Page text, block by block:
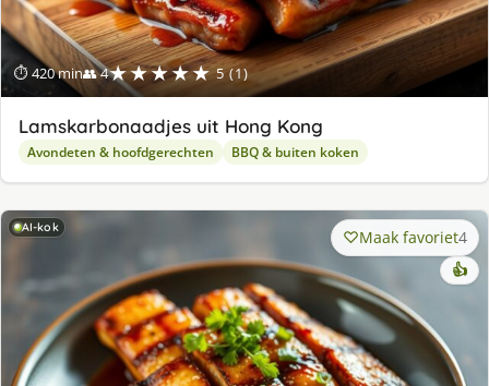
⏱ 420 min👥 4★★★★★ 5 (1)
Lamskarbonaadjes uit Hong Kong
Avondeten & hoofdgerechten BBQ & buiten koken
AI-kok Maak favoriet4
👍